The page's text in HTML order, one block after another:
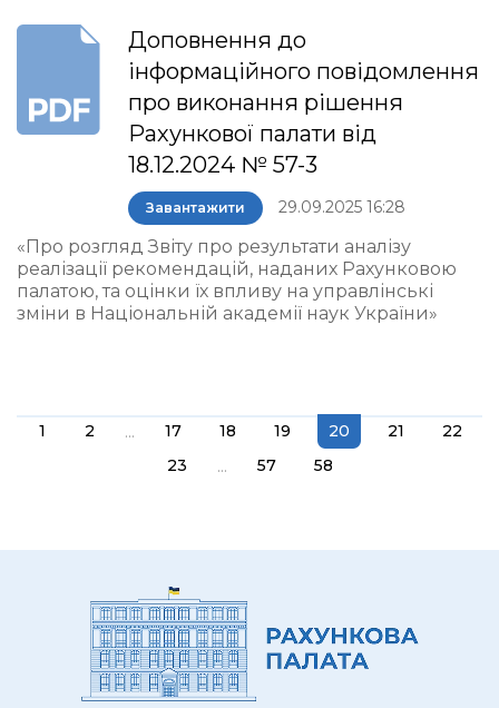
Доповнення до
інформаційного повідомлення
про виконання рішення
Рахункової палати від
18.12.2024 № 57-3
Завантажити 29.09.2025 16:28
«Про розгляд Звіту про результати аналізу
реалізації рекомендацій, наданих Рахунковою
палатою, та оцінки їх впливу на управлінські
зміни в Національній академії наук України»
1 2 ... 17 18 19 20 21
22
23
... 57 58